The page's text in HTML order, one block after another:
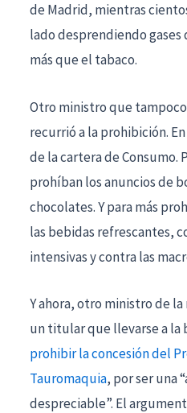
de Madrid, mientras
lado desprendiendo
más que el tabaco.
Otro ministro que
recurrió a la prohibición.
de la cartera de Consumo.
prohíban los anuncios de
chocolates. Y para más
las bebidas refrescantes,
intensivas y contra las
Y ahora, otro ministro de
un titular que llevarse a la
prohibir la concesión del
Tauromaquia, por ser una
despreciable”. El